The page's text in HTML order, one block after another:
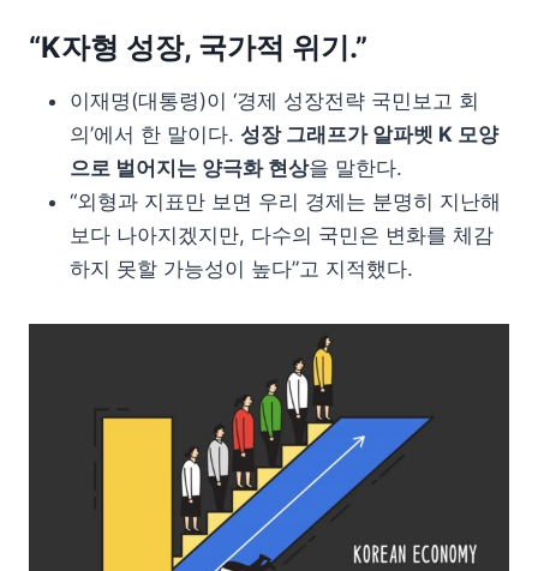
“K자형 성장, 국가적 위기.”
이재명(대통령)이 ‘경제 성장전략 국민보고 회
의’에서 한 말이다. 성장 그래프가 알파벳 K 모양
으로 벌어지는 양극화 현상을 말한다.
“외형과 지표만 보면 우리 경제는 분명히 지난해
보다 나아지겠지만, 다수의 국민은 변화를 체감
하지 못할 가능성이 높다”고 지적했다.